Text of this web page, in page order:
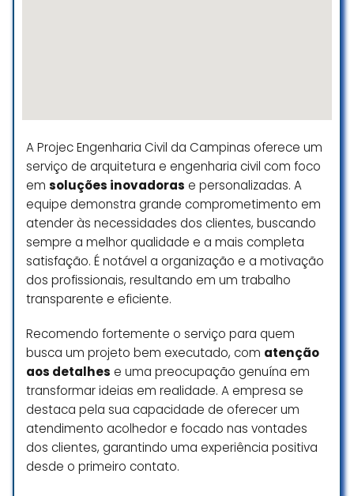
A Projec Engenharia Civil da Campinas oferece um
serviço de arquitetura e engenharia civil com foco
em soluções inovadoras e personalizadas. A
equipe demonstra grande comprometimento em
atender às necessidades dos clientes, buscando
sempre a melhor qualidade e a mais completa
satisfação. É notável a organização e a motivação
dos profissionais, resultando em um trabalho
transparente e eficiente.
Recomendo fortemente o serviço para quem
busca um projeto bem executado, com atenção
aos detalhes e uma preocupação genuína em
transformar ideias em realidade. A empresa se
destaca pela sua capacidade de oferecer um
atendimento acolhedor e focado nas vontades
dos clientes, garantindo uma experiência positiva
desde o primeiro contato.